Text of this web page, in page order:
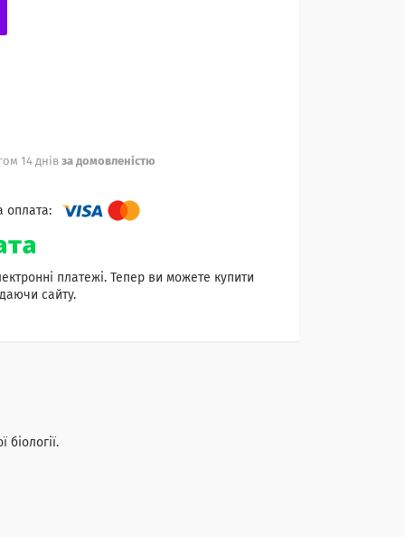
14 днів за домовленістю
платежі. Тепер ви можете купити
сайту.